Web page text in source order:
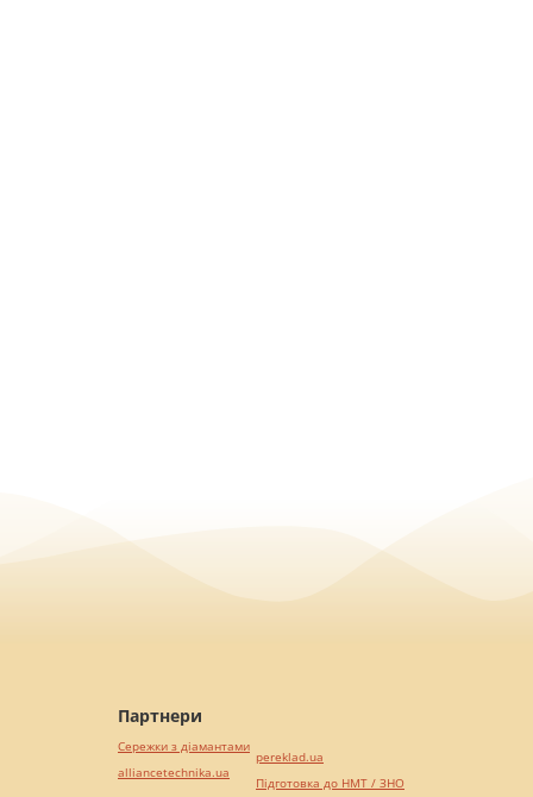
Партнери
Сережки з діамантами
alliancetechnika.ua
pereklad.ua
Підготовка до НМТ / ЗНО